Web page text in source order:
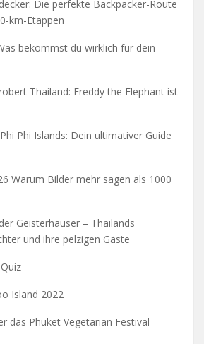
Die perfekte Backpacker-Route
km-Etappen
bekommst du wirklich für dein
Thailand: Freddy the Elephant ist
Phi Islands: Dein ultimativer Guide
Warum Bilder mehr sagen als 1000
Geisterhäuser – Thailands
und ihre pelzigen Gäste
Island 2022
das Phuket Vegetarian Festival